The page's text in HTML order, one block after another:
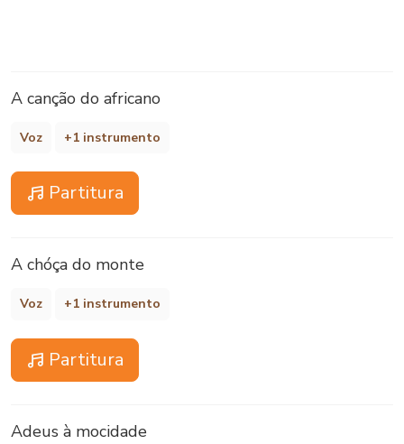
A canção do africano
Voz +1 instrumento
Partitura
A chóça do monte
Voz +1 instrumento
Partitura
Adeus à mocidade